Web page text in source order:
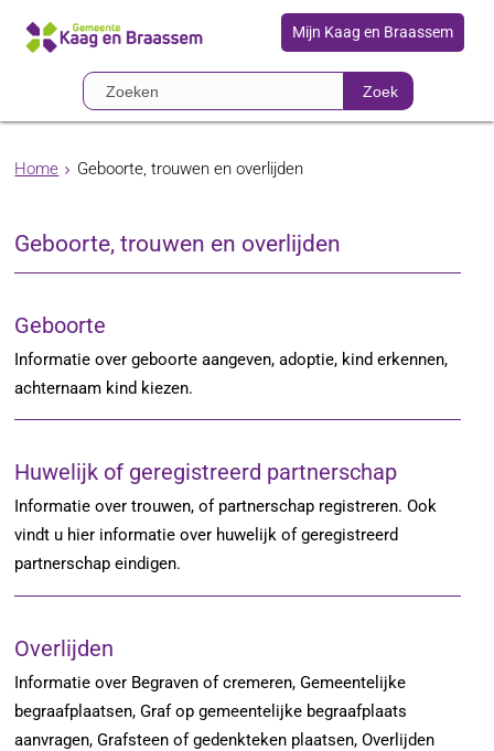
Mijn Kaag en Braassem
Zoek
Home Geboorte, trouwen en overlijden
Geboorte, trouwen en overlijden
Geboorte
Informatie over geboorte aangeven, adoptie, kind erkennen,
achternaam kind kiezen.
Huwelijk of geregistreerd partnerschap
Informatie over trouwen, of partnerschap registreren. Ook
vindt u hier informatie over huwelijk of geregistreerd
partnerschap eindigen.
Overlijden
Informatie over Begraven of cremeren, Gemeentelijke
begraafplaatsen, Graf op gemeentelijke begraafplaats
aanvragen, Grafsteen of gedenkteken plaatsen, Overlijden